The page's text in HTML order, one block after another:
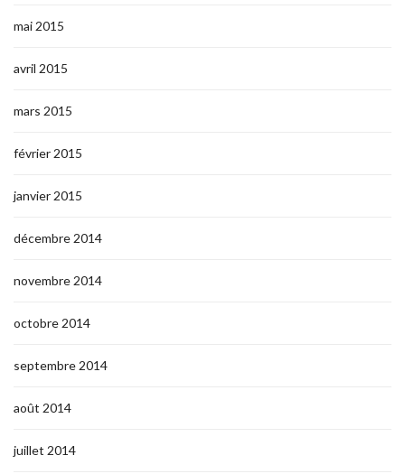
mai 2015
avril 2015
mars 2015
février 2015
janvier 2015
décembre 2014
novembre 2014
octobre 2014
septembre 2014
août 2014
juillet 2014